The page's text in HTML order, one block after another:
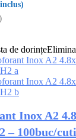
de dorințe
Inox A2
– 100buc/